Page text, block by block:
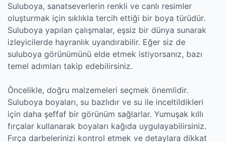
Suluboya, sanatseverlerin renkli ve canlı resimler
oluşturmak için sıklıkla tercih ettiği bir boya türüdür.
Suluboya yapılan çalışmalar, eşsiz bir dünya sunarak
izleyicilerde hayranlık uyandırabilir. Eğer siz de
suluboya görünümünü elde etmek istiyorsanız, bazı
temel adımları takip edebilirsiniz.
Öncelikle, doğru malzemeleri seçmek önemlidir.
Suluboya boyaları, su bazlıdır ve su ile inceltildikleri
için daha şeffaf bir görünüm sağlarlar. Yumuşak kıllı
fırçalar kullanarak boyaları kağıda uygulayabilirsiniz.
Fırça darbelerinizi kontrol etmek ve detaylara dikkat